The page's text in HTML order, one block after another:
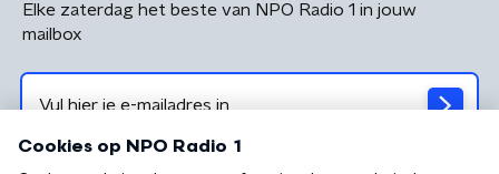
Elke zaterdag het beste van NPO Radio 1 in jouw
mailbox